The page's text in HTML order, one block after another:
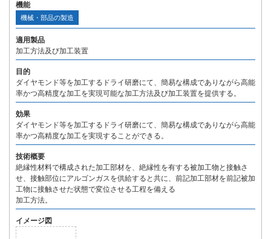
機能
機械・部品の製造
適用製品
加工方法及び加工装置
目的
ダイヤモンド等を加工するドライ研磨にて、簡易な構成でありながら高能
率かつ高精度な加工を実現可能な加工方法及び加工装置を提供する。
効果
ダイヤモンド等を加工するドライ研磨にて、簡易な構成でありながら高能
率かつ高精度な加工を実現することができる。
技術概要
絶縁性材料で構成された加工部材を、絶縁性を有する被加工物と接触さ
せ、接触部位にアルゴンガスを供給すると共に、前記加工部材を前記被加
工物に接触させた状態で変位させる工程を備える
加工方法。
イメージ図